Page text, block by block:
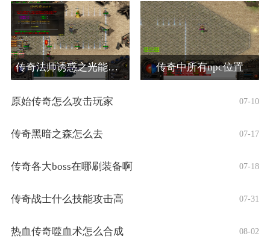
传奇法师诱惑之光能诱惑哪些怪物 传奇中所有npc位置
原始传奇怎么攻击玩家 07-10
传奇黑暗之森怎么去 07-17
传奇各大boss在哪刷装备啊 07-18
传奇战士什么技能攻击高 07-31
热血传奇噬血术怎么合成 08-02